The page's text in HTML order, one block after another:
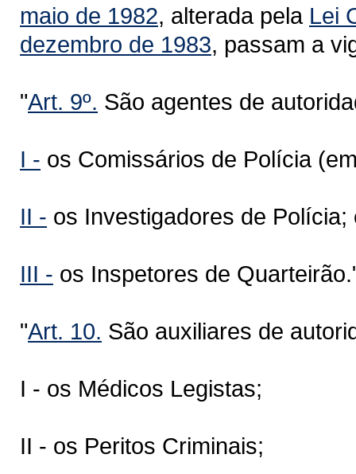
maio de 1982, alterada pela Lei
dezembro de 1983, passam a
"Art. 9º. São agentes de
I - os Comissários de Polícia
II - os Investigadores de Polícia;
III - os Inspetores de
"Art. 10. São auxiliares de
I - os Médicos Legistas;
II - os Peritos Criminais;